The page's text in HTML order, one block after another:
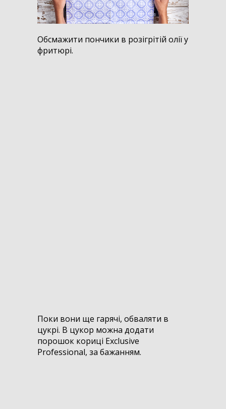
Обсмажити пончики в розігрітій олії у
фритюрі.
Поки вони ще гарячі, обваляти в
цукрі. В цукор можна додати
порошок кориці Exclusive
Professional, за бажанням.